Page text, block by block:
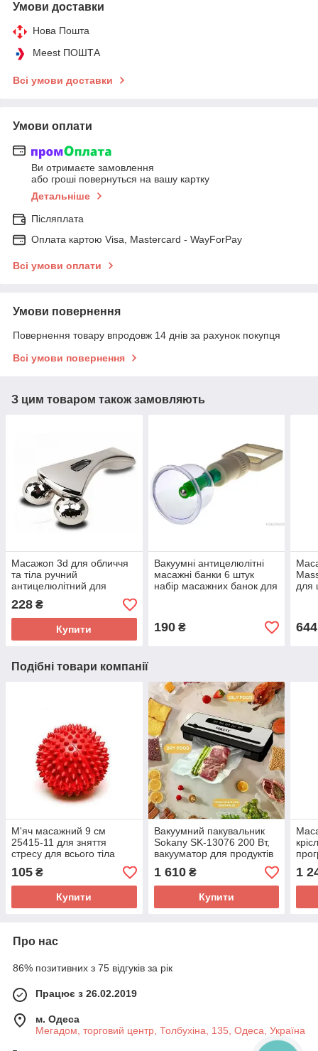
Умови доставки
Нова Пошта
Meest ПОШТА
Всі умови доставки
Умови оплати
Ви отримаєте замовлення
або гроші повернуться на вашу картку
Детальніше
Післяплата
Оплата картою Visa, Mastercard - WayForPay
Всі умови оплати
Умови повернення
Повернення товару впродовж 14 днів за рахунок покупця
Всі умови повернення
З цим товаром також замовляють
Масажоп 3d для обличчя
та тіла ручний
антицелюлітний для
схуднення роликовий
228 ₴
Купити
Вакуумні антицелюлітні
масажні банки 6 штук
набір масажних банок для
190₴
для
644
Подібні товари компанії
М'яч масажний 9 см
25415-11 для зняття
стресу для всього тіла
105 ₴
Купити
Вакуумний пакувальник
Sokany SK-13076 200 Вт,
вакууматор для продуктів
1 610₴
Купити
1
Про нас
86% позитивних з 75 відгуків за рік
Працює з 26.02.2019
м. Одеса
Мегадом, торговий центр, Толбухіна, 135, Одеса, Україна